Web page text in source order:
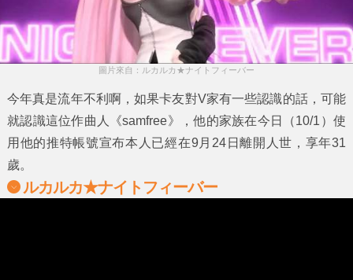
圖片來自：ルカルカ★ナイトフィーバー
今年真是流年不利啊，如果卡友對V家有一些認識的話，可能
就認識這位作曲人《samfree》，他的家族在今日（10/1）使
用他的推特帳號宣布本人已經在9月24日離開人世，享年31
歲。
ルカルカ★ナイトフィーバー